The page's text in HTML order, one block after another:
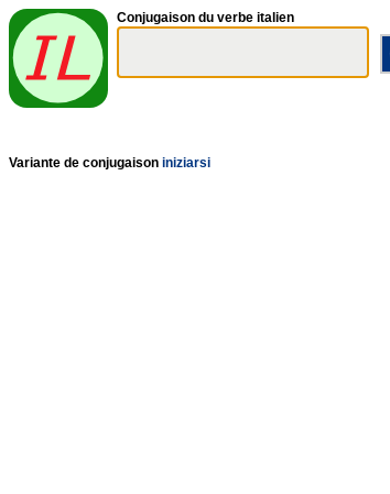
Conjugaison du verbe italien
Variante de conjugaison iniziarsi